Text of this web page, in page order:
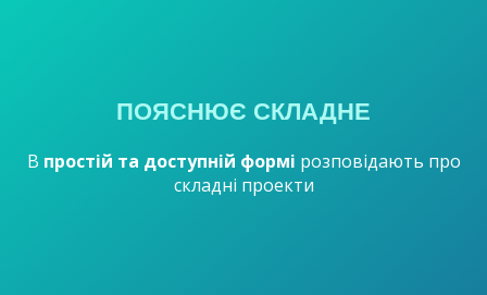
ПОЯСНЮЄ СКЛАДНЕ
В простій та доступній формі розповідають про
складні проекти